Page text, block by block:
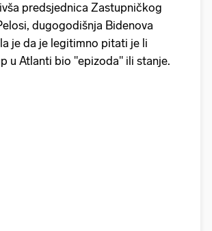
predsjednica Zastupničkog
dugogodišnja Bidenova
je da je legitimno pitati je li
u Atlanti bio "epizoda" ili stanje.